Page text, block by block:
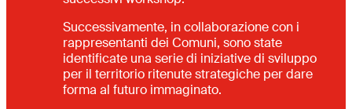
Successivamente, in collaborazione con i
rappresentanti dei Comuni, sono state
identificate una serie di iniziative di sviluppo
per il territorio ritenute strategiche per dare
forma al futuro immaginato.